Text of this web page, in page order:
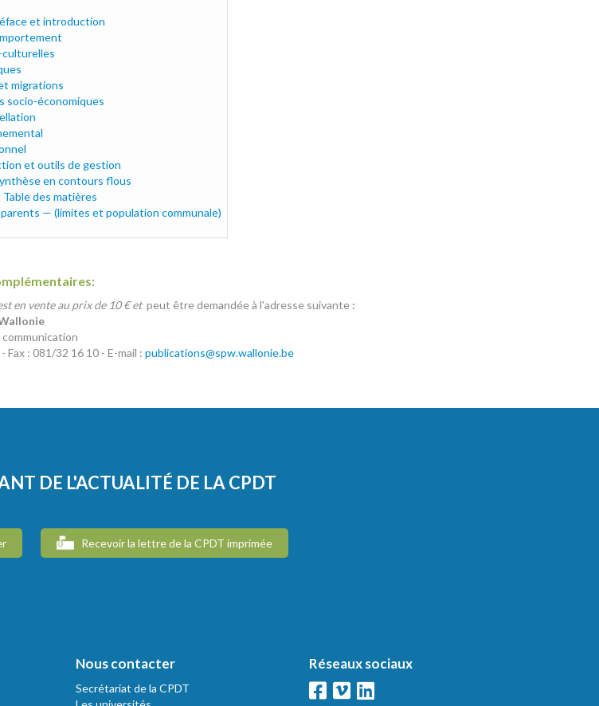
008.pdf
et introduction
015.pdf
050.pdf
055.pdf
066.pdf
migrations
084.pdf
socio-économiques
100.pdf
109.pdf
127.pdf
155.pdf
et outils de gestion
176.pdf
en contours flous
181.pdf
des matières
— (limites et population communale)
en vente au prix de 10 € et peut être demandée à l'adresse suivante :
Fax : 081/32 16 10 - E-mail : publications@spw.wallonie.be
DE L'ACTUALITÉ DE LA CPDT
Recevoir la lettre de la CPDT imprimée
Nous contacter
Secrétariat de la CPDT
Réseaux sociaux